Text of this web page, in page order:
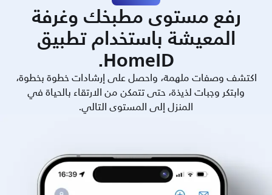
رفع مستوى مطبخك وغرفة
المعيشة باستخدام تطبيق
HomeID.
اكتشف وصفات ملهمة، واحصل على إرشادات خطوة بخطوة،
وابتكر وجبات لذيذة، حتى تتمكن من الارتقاء بالحياة في
المنزل إلى المستوى التالي.